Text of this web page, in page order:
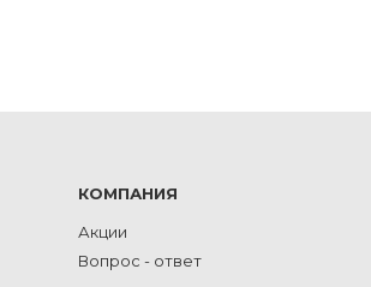
КОМПАНИЯ
Акции
Вопрос - ответ